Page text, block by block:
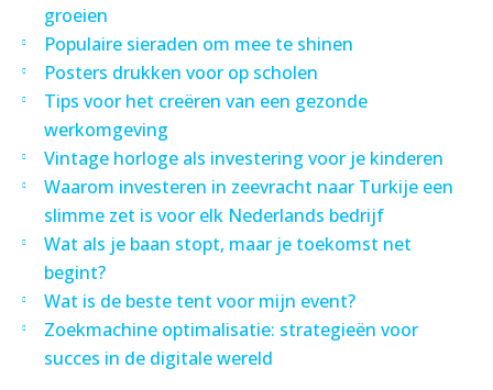
groeien
Populaire sieraden om mee te shinen
Posters drukken voor op scholen
Tips voor het creëren van een gezonde
werkomgeving
Vintage horloge als investering voor je kinderen
Waarom investeren in zeevracht naar Turkije een
slimme zet is voor elk Nederlands bedrijf
Wat als je baan stopt, maar je toekomst net
begint?
Wat is de beste tent voor mijn event?
Zoekmachine optimalisatie: strategieën voor
succes in de digitale wereld